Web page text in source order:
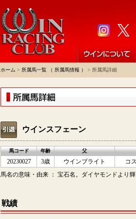
ホーム > 所属馬一覧 （ 所属馬情報 ） > 所属馬詳細
ウインスフェーン
馬コード 年齢 父
20230027 3歳 ウインブライト コ
馬名の意味・由来 ： 宝石名。ダイヤモンドより
戦績